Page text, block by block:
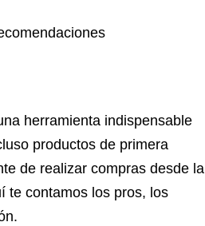
herramienta indispensable
productos de primera
de realizar compras desde la
te contamos los pros, los